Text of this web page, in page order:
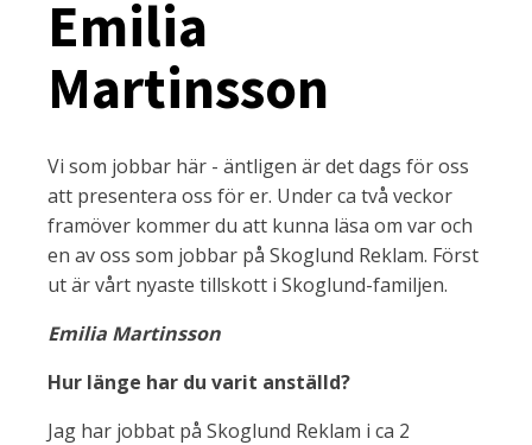
Emilia
Martinsson
Vi som jobbar här - äntligen är det dags för oss
att presentera oss för er. Under ca två veckor
framöver kommer du att kunna läsa om var och
en av oss som jobbar på Skoglund Reklam. Först
ut är vårt nyaste tillskott i Skoglund-familjen.
Emilia Martinsson
Hur länge har du varit anställd?
Jag har jobbat på Skoglund Reklam i ca 2